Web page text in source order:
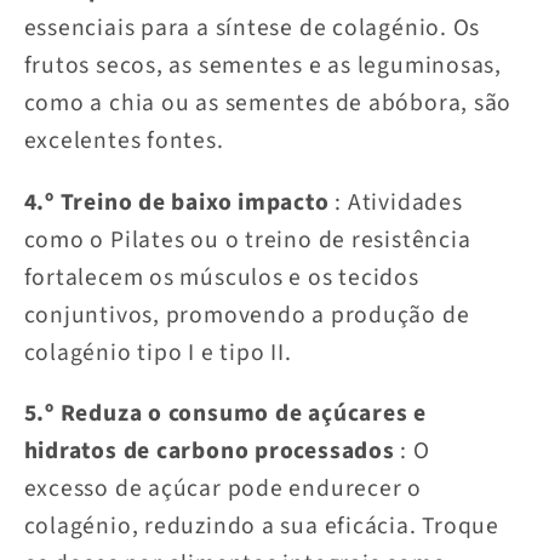
essenciais para a síntese de colagénio. Os
frutos secos, as sementes e as leguminosas,
como a chia ou as sementes de abóbora, são
excelentes fontes.
4.º Treino de baixo impacto : Atividades
como o Pilates ou o treino de resistência
fortalecem os músculos e os tecidos
conjuntivos, promovendo a produção de
colagénio tipo I e tipo II.
5.º Reduza o consumo de açúcares e
hidratos de carbono processados ​​: O
excesso de açúcar pode endurecer o
colagénio, reduzindo a sua eficácia. Troque